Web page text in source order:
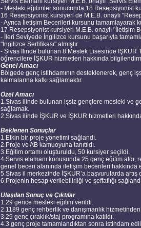
- Mesleki eğitimler sonucunda 18 Resepsiyonist
16 Resepsiyonist kursiyeri de M.E.B. onaylı
- Ayrıca İletişim Becerileri kursunu tamamlayarak
17 Resepsiyonist kursiyeri M.E.B. onaylı "İletişim
- İleri Seviyede İngilizce kursunu başarıyla
"İngilizce Sertifikası" almıştır.
- Sivas İlinde bulunan 8 Meslek Lisesinde İŞKUR
öğrencilere İŞKUR hizmetleri hakkında
Genel Amacı
Bölgede genç istihdamının desteklenerek, genç
kalmalarına katkı sağlamaktır.
Özel Amacı
1.Sivas ilinde bulunan işsiz gençlere mesleki ve
sağlamak.
2.Sivas ilinde İŞKUR ve İŞKUR hizmetleri
Beklenen Sonuçlar
1.Etkin bir proje yönetimi sağlandı.
2.Proje ve AB kamuoyuna tanıtıldı.
3.Eğitim ortamı oluşturuldu, 50 kursiyer seçildi.
4.Servis elamanı konusunda 25 genç eğitim
genel beceri alanında iletişim becerileri
5.Sivas il merkezinde İŞKUR’a başvurularda artış
6.Projenin hesap verilebilirliği ve şeffaflığı
Ulaşılan Sonuç ve Çıktılar
1.29 gence mesleki eğitim verildi.
2.1189 genç rehberlik ve danışmanlık
3.29 genç çıraklık/staj programına katıldı.
4.3 genç proje tamamlandıktan sonra istihdam